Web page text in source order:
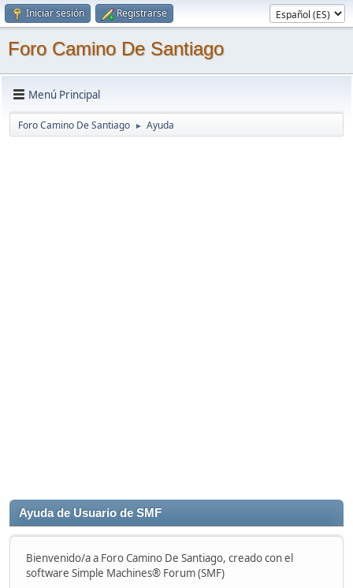
Iniciar sesión Registrarse
Foro Camino De Santiago
Menú Principal
Foro Camino De Santiago ► Ayuda
Ayuda de Usuario de SMF
Bienvenido/a a Foro Camino De Santiago, creado con el
software Simple Machines® Forum (SMF)